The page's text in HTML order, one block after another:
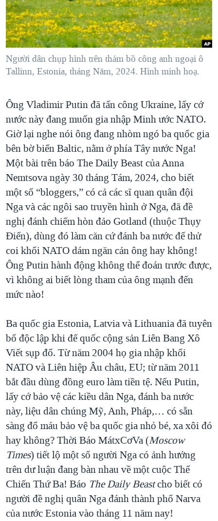
"Tìm"NGƯỜI VIỆT HẢI NGOẠI
ĐỜI SỐNG
KINH TẾ
KHOA HỌC
THỂ THAO
GIÁO DỤC
TẠI
HÀNH TRÌNH BẦU CỬ 2024
MỘT NĂM CHIẾN TRANH TẠI DẢI GAZA
GIẢI MÃ VÀNH ĐAI & CON ĐƯỜNG
NGÀY TỊ NẠN THẾ GIỚI
GROUND ZERO – XƯA VÀ NAY
CHI PHÍ CHIẾN TRANH AFGHANISTAN
CÁC GIÁ TRỊ CỘNG HÒA Ở VIỆT NAM
THƯỢNG ĐỈNH TRUMP-KIM TẠI VIỆT NAM
TRỊNH VĨNH BÌNH VS. CHÍNH PHỦ VIỆT NAM
NGƯ DÂN VIỆT VÀ LÀN SÓNG TRỘM HẢI SÂM
BÊN KIA QUỐC LỘ: TIẾNG VỌNG TỪ NÔNG THÔN MỸ
QUAN HỆ VIỆT MỸ
VIDEO
NGHE
MẠNG XÃ HỘI
Ngôn ngữ khác
Người dân chụp hình trên thảm bồ công anh ngoại ô
Tallinn, Estonia, tháng Năm, 2024. Hình minh hoạ.
Ông Vladimir Putin đã tấn công Ukraine, lấy cớ
nước này đang muốn gia nhập Minh ước NATO.
Giờ lại nghe nói ông đang nhòm ngó ba quốc gia
bên bờ biển Baltic, nằm ở phía Tây nước Nga!
Một bài trên báo The Daily Beast của Anna
Nemtsova ngày 30 tháng Tám, 2024, cho biết
một số “bloggers,” có cả các sĩ quan quân đội
Nga và các ngôi sao truyền hình ở Nga, đã đề
nghị đánh chiếm hòn đảo Gotland (thuộc Thụy
Điển), dùng đó làm căn cứ đánh ba nước để thử
coi khối NATO dám ngăn cản ông hay không!
Ông Putin hành động không thể đoán trước được,
vì không ai biết lòng tham của ông mạnh đến
mức nào!
Ba quốc gia Estonia, Latvia và Lithuania đã tuyên
bố độc lập khi đế quốc cộng sản Liên Bang Xô
Viết sụp đổ. Từ năm 2004 họ gia nhập khối
NATO và Liên hiệp Âu châu, EU; từ năm 2011
bắt đầu dùng đồng euro làm tiền tệ. Nếu Putin,
lấy cớ bảo vệ các kiều dân Nga, đánh ba nước
này, liệu dân chúng Mỹ, Anh, Pháp,… có sẵn
sàng đổ máu bảo vệ ba quốc gia nhỏ bé, xa xôi đó
hay không? Thời Báo MátxCơVa (Moscow
Times) tiết lộ một số người Nga có ảnh hưởng
trên dư luận đang bàn nhau về một cuộc Thế
Chiến Thứ Ba! Báo The Daily Beastcho biết có
người đề nghị quân Nga đánh thành phố Narva
của nước Estonia vào tháng 11 năm nay!